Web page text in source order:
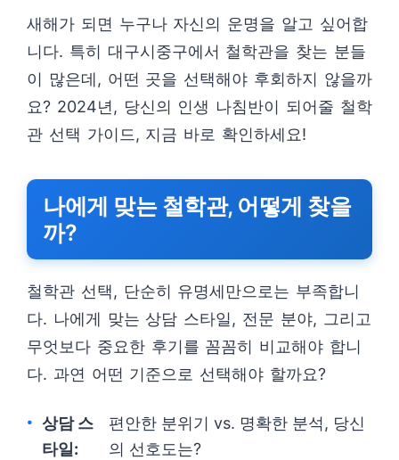
새해가 되면 누구나 자신의 운명을 알고 싶어합
니다. 특히 대구시중구에서 철학관을 찾는 분들
이 많은데, 어떤 곳을 선택해야 후회하지 않을까
요? 2024년, 당신의 인생 나침반이 되어줄 철학
관 선택 가이드, 지금 바로 확인하세요!
나에게 맞는 철학관, 어떻게 찾을
까?
철학관 선택, 단순히 유명세만으로는 부족합니
다. 나에게 맞는 상담 스타일, 전문 분야, 그리고
무엇보다 중요한 후기를 꼼꼼히 비교해야 합니
다. 과연 어떤 기준으로 선택해야 할까요?
상담 스
타일:
편안한 분위기 vs. 명확한 분석, 당신
의 선호도는?